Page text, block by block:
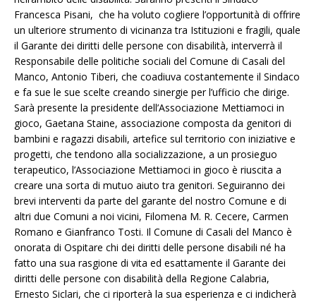
Francesca Pisani, che ha voluto cogliere l’opportunità di offrire
un ulteriore strumento di vicinanza tra Istituzioni e fragili, quale
il Garante dei diritti delle persone con disabilità, interverrà il
Responsabile delle politiche sociali del Comune di Casali del
Manco, Antonio Tiberi, che coadiuva costantemente il Sindaco
e fa sue le sue scelte creando sinergie per l’ufficio che dirige.
Sarà presente la presidente dell’Associazione Mettiamoci in
gioco, Gaetana Staine, associazione composta da genitori di
bambini e ragazzi disabili, artefice sul territorio con iniziative e
progetti, che tendono alla socializzazione, a un prosieguo
terapeutico, l’Associazione Mettiamoci in gioco è riuscita a
creare una sorta di mutuo aiuto tra genitori. Seguiranno dei
brevi interventi da parte del garante del nostro Comune e di
altri due Comuni a noi vicini, Filomena M. R. Cecere, Carmen
Romano e Gianfranco Tosti. Il Comune di Casali del Manco è
onorata di Ospitare chi dei diritti delle persone disabili né ha
fatto una sua rasgione di vita ed esattamente il Garante dei
diritti delle persone con disabilità della Regione Calabria,
Ernesto Siclari, che ci riporterà la sua esperienza e ci indicherà